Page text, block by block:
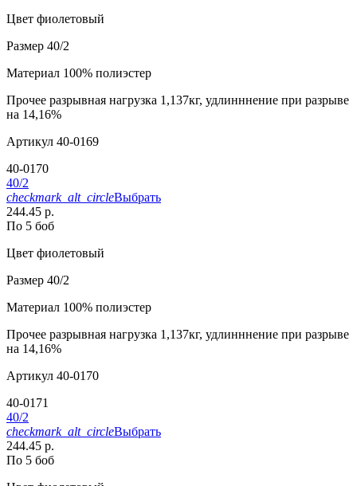
Цвет фиолетовый
Размер 40/2
Материал 100% полиэстер
Прочее разрывная нагрузка 1,137кг, удлинннение при разрыве
на 14,16%
Артикул 40-0169
40-0170
40/2
checkmark_alt_circleВыбрать
244.45 р.
По 5 боб
Цвет фиолетовый
Размер 40/2
Материал 100% полиэстер
Прочее разрывная нагрузка 1,137кг, удлинннение при разрыве
на 14,16%
Артикул 40-0170
40-0171
40/2
checkmark_alt_circleВыбрать
244.45 р.
По 5 боб